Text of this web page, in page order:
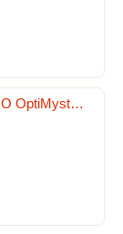
schouw of
2026
2026
2026
OptiMyst…